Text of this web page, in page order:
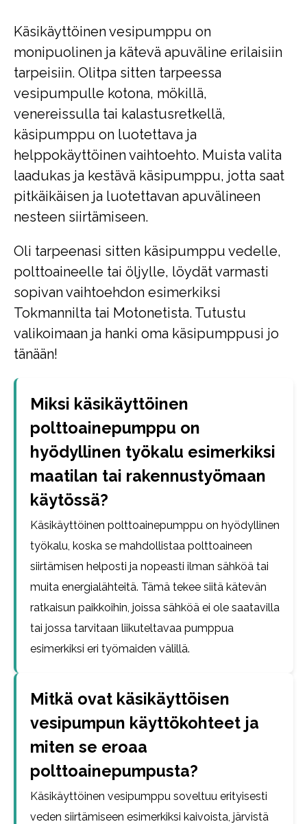
Käsikäyttöinen vesipumppu on
monipuolinen ja kätevä apuväline erilaisiin
tarpeisiin. Olitpa sitten tarpeessa
vesipumpulle kotona, mökillä,
venereissulla tai kalastusretkellä,
käsipumppu on luotettava ja
helppokäyttöinen vaihtoehto. Muista valita
laadukas ja kestävä käsipumppu, jotta saat
pitkäikäisen ja luotettavan apuvälineen
nesteen siirtämiseen.
Oli tarpeenasi sitten käsipumppu vedelle,
polttoaineelle tai öljylle, löydät varmasti
sopivan vaihtoehdon esimerkiksi
Tokmannilta tai Motonetista. Tutustu
valikoimaan ja hanki oma käsipumppusi jo
tänään!
Miksi käsikäyttöinen
polttoainepumppu on
hyödyllinen työkalu esimerkiksi
maatilan tai rakennustyömaan
käytössä?
Käsikäyttöinen polttoainepumppu on hyödyllinen
työkalu, koska se mahdollistaa polttoaineen
siirtämisen helposti ja nopeasti ilman sähköä tai
muita energialähteitä. Tämä tekee siitä kätevän
ratkaisun paikkoihin, joissa sähköä ei ole saatavilla
tai jossa tarvitaan liikuteltavaa pumppua
esimerkiksi eri työmaiden välillä.
Mitkä ovat käsikäyttöisen
vesipumpun käyttökohteet ja
miten se eroaa
polttoainepumpusta?
Käsikäyttöinen vesipumppu soveltuu erityisesti
veden siirtämiseen esimerkiksi kaivoista, järvistä